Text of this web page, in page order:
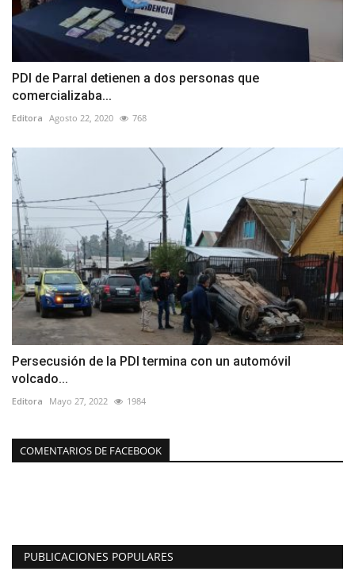
PDI de Parral detienen a dos personas que
comercializaba...
Editora Agosto 22, 2020 768
Persecusión de la PDI termina con un automóvil
volcado...
Editora Mayo 27, 2022 1984
COMENTARIOS DE FACEBOOK
PUBLICACIONES POPULARES